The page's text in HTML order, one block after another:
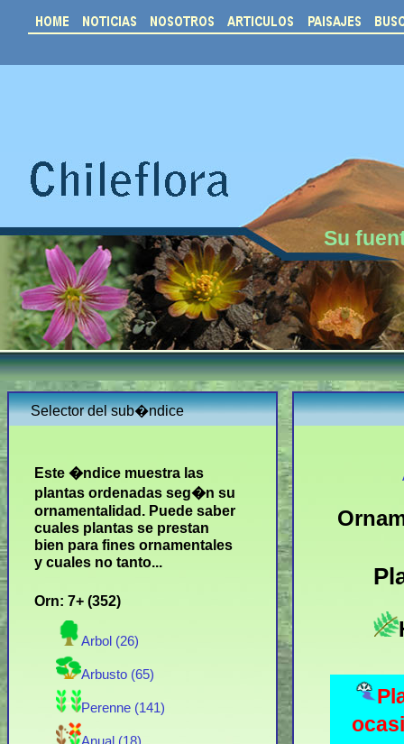
Su
Selector del sub�ndice
Este �ndice muestra las
plantas ordenadas seg�n su
ornamentalidad. Puede saber
cuales plantas se prestan
bien para fines ornamentales
y cuales no tanto...
Orn: 7+ (352)
Arbol (26)
Arbusto (65)
Perenne (141)